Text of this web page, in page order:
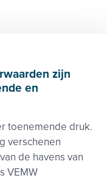
zijn
en
toenemende druk.
verschenen
de havens van
VEMW